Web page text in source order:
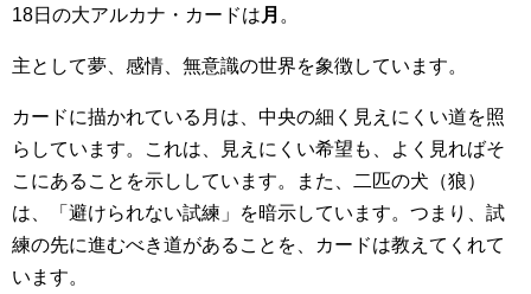
18日の大アルカナ・カードは 月 。
主として夢、感情、無意識の世界を象徴しています。
カードに描かれている月は、中央の細く見えにくい道を照
らしています。これは、見えにくい希望も、よく見ればそ
こにあることを示ししています。また、二匹の犬（狼）
は、「避けられない試練」を暗示しています。つまり、試
練の先に進むべき道があることを、カードは教えてくれて
います。